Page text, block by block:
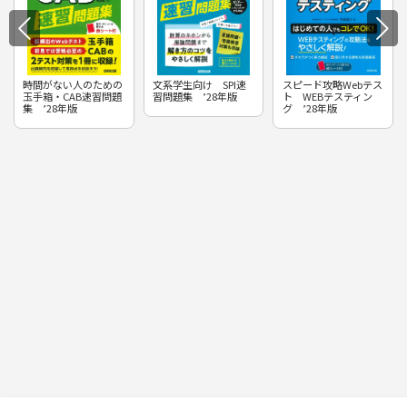
時間がない人のための
玉手箱・CAB速習問題
集 ’28年版
文系学生向け SPI速
習問題集 ’28年版
スピード攻略Webテス
ト WEBテスティン
グ ’28年版